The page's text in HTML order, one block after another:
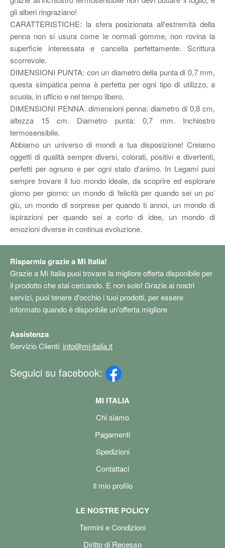
gli alberi ringraziano!
CARATTERISTICHE: la sfera posizionata all'estremità della
penna non si usura come le normali gomme, non rovina la
superficie interessata e cancella perfettamente. Scrittura
scorrevole.
DIMENSIONI PUNTA: con un diametro della punta di 0,7 mm,
questa simpatica penna è perfetta per ogni tipo di utilizzo, a
scuola, in ufficio e nel tempo libero.
DIMENSIONI PENNA: dimensioni penna: diametro di 0,8 cm,
altezza 15 cm. Diametro punta: 0,7 mm. Inchiostro
termosensibile.
Abbiamo un universo di mondi a tua disposizione! Creiamo
oggetti di qualità sempre diversi, colorati, positivi e divertenti,
perfetti per ognuno e per ogni stato d’animo. In Legami puoi
sempre trovare il tuo mondo ideale, da scoprire ed esplorare
giorno per giorno: un mondo di felicità per quando sei un po’
giù, un mondo di sorprese per quando ti annoi, un mondo di
ispirazioni per quando sei a corto di idee, un mondo di
emozioni diverse in continua evoluzione.
Risparmia grazie a Mi Italia!
Grazie a Mi Italia puoi trovare la migliore offerta disponibile per
il prodotto che stai cercando. E non solo! Grazie ai nostri
servizi, puoi tenere d'occhio i tuoi prodotti, per essere
informato quando è disponbile un'offerta migliore.
Assistenza
Servizio Clienti: info@mi-italia.it
Seguici su facebook:
MI ITALIA
Chi siamo
Pagamenti
Spedizioni
Contattaci
Il mio profilo
LE NOSTRE POLICY
Termini e Condizioni
Diritto di Recesso